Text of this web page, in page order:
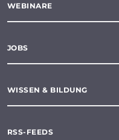
WEBINARE
JOBS
WISSEN & BILDUNG
RSS-FEEDS